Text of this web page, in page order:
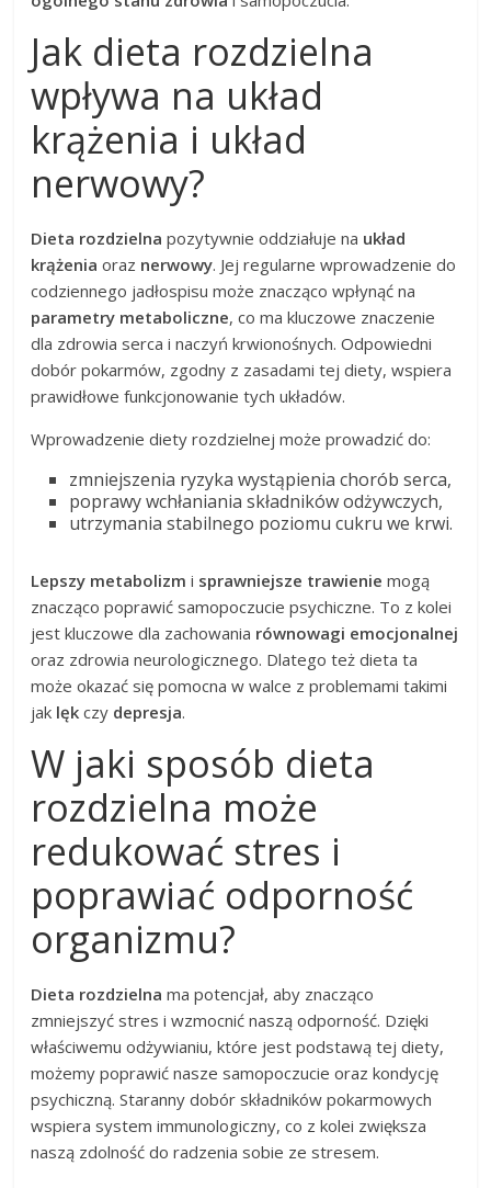
Jak dieta rozdzielna
wpływa na układ
krążenia i układ
nerwowy?
Dieta rozdzielna pozytywnie oddziałuje na układ
krążenia oraz nerwowy. Jej regularne wprowadzenie do
codziennego jadłospisu może znacząco wpłynąć na
parametry metaboliczne, co ma kluczowe znaczenie
dla zdrowia serca i naczyń krwionośnych. Odpowiedni
dobór pokarmów, zgodny z zasadami tej diety, wspiera
prawidłowe funkcjonowanie tych układów.
Wprowadzenie diety rozdzielnej może prowadzić do:
zmniejszenia ryzyka wystąpienia chorób serca,
poprawy wchłaniania składników odżywczych,
utrzymania stabilnego poziomu cukru we krwi.
Lepszy metabolizm i sprawniejsze trawienie mogą
znacząco poprawić samopoczucie psychiczne. To z kolei
jest kluczowe dla zachowania równowagi emocjonalnej
oraz zdrowia neurologicznego. Dlatego też dieta ta
może okazać się pomocna w walce z problemami takimi
jak lęk czy depresja.
W jaki sposób dieta
rozdzielna może
redukować stres i
poprawiać odporność
organizmu?
Dieta rozdzielna ma potencjał, aby znacząco
zmniejszyć stres i wzmocnić naszą odporność. Dzięki
właściwemu odżywianiu, które jest podstawą tej diety,
możemy poprawić nasze samopoczucie oraz kondycję
psychiczną. Staranny dobór składników pokarmowych
wspiera system immunologiczny, co z kolei zwiększa
naszą zdolność do radzenia sobie ze stresem.